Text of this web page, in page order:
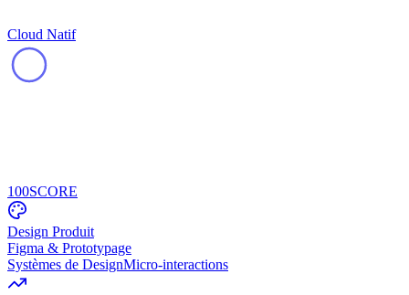
Cloud Natif
100SCORE
Design Produit
Figma & Prototypage
Systèmes de DesignMicro-interactions